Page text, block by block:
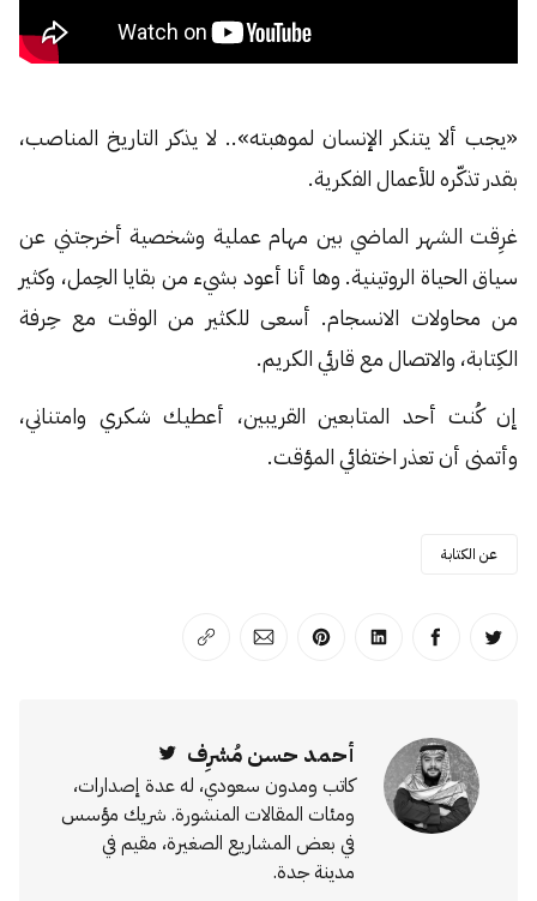
«يجب ألا يتنكر الإنسان لموهبته».. لا يذكر التاريخ المناصب،
بقدر تذكّره للأعمال الفكرية.
غرِقت الشهر الماضي بين مهام عملية وشخصية أخرجتني عن
سياق الحياة الروتينية. وها أنا أعود بشيء من بقايا الحِمل، وكثير
من محاولات الانسجام. أسعى للكثير من الوقت مع حِرفة
الكِتابة، والاتصال مع قارئي الكريم.
إن كُنت أحد المتابعين القريبين، أعطيك شكري وامتناني،
وأتمنى أن تعذر اختفائي المؤقت.
عن الكتابة
انشر على تويترانشر على الفيسبوك
انشر على لينكد إن
انشر على بينترست
انشر على الإيميل
انسخ الرابط
أحمد حسن مُشرِف
كاتب ومدون سعودي، له عدة إصدارات،
ومئات المقالات المنشورة. شريك مؤسس
في بعض المشاريع الصغيرة، مقيم في
مدينة جدة.